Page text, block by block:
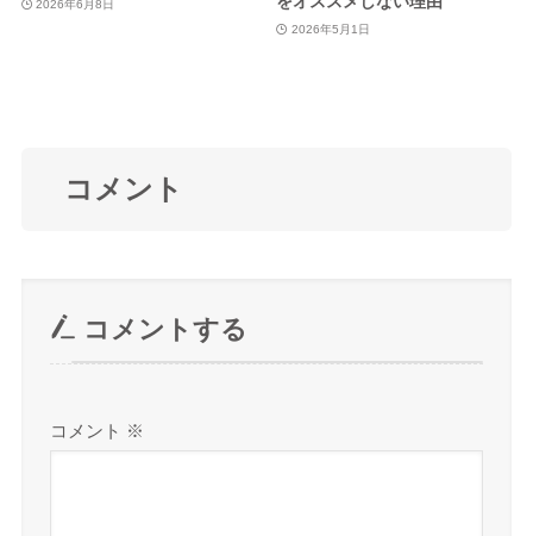
2026年6月8日
2026年5月1日
コメント
コメントする
コメント ※